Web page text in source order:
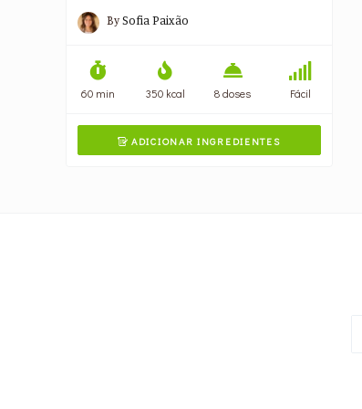
BySofia Paixão
60 min 350 kcal 8 doses Fácil
 ADICIONAR INGREDIENTES